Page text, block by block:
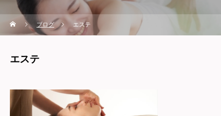
ブログ エステ
エステ